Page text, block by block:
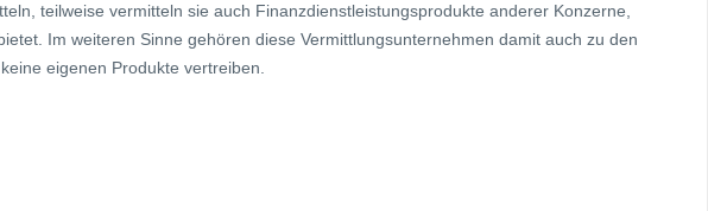
teilweise vermitteln sie auch Finanzdienstleistungsprodukte anderer Konzerne,
Im weiteren Sinne gehören diese Vermittlungsunternehmen damit auch zu den
eigenen Produkte vertreiben.